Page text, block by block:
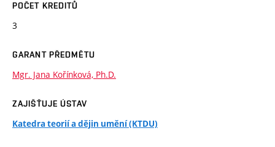
POČET KREDITŮ
3
GARANT PŘEDMĚTU
Mgr. Jana Kořínková, Ph.D.
ZAJIŠŤUJE ÚSTAV
Katedra teorií a dějin umění (KTDU)